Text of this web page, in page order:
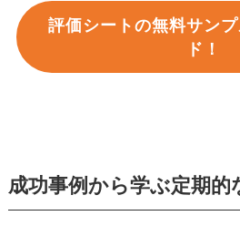
評価シートの無料サン
ド！
成功事例から学ぶ定期的